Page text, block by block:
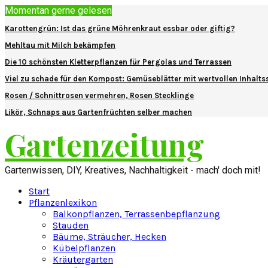
Momentan gerne gelesen
Karottengrün: Ist das grüne Möhrenkraut essbar oder giftig?
Mehltau mit Milch bekämpfen
Die 10 schönsten Kletterpflanzen für Pergolas und Terrassen
Viel zu schade für den Kompost: Gemüseblätter mit wertvollen
Rosen / Schnittrosen vermehren, Rosen Stecklinge
Likör, Schnaps aus Gartenfrüchten selber machen
Gartenzeitung
Gartenwissen, DIY, Kreatives, Nachhaltigkeit - mach' doch mit!
Start
Pflanzenlexikon
Balkonpflanzen, Terrassenbepflanzung
Stauden
Bäume, Sträucher, Hecken
Kübelpflanzen
Kräutergarten